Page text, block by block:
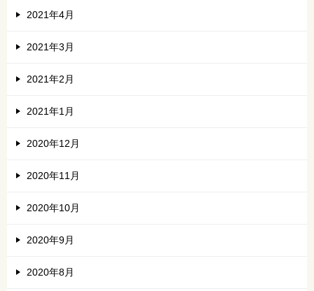
2021年4月
2021年3月
2021年2月
2021年1月
2020年12月
2020年11月
2020年10月
2020年9月
2020年8月